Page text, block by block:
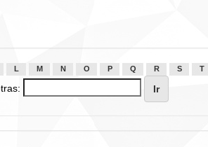
L M N O P Q R S T